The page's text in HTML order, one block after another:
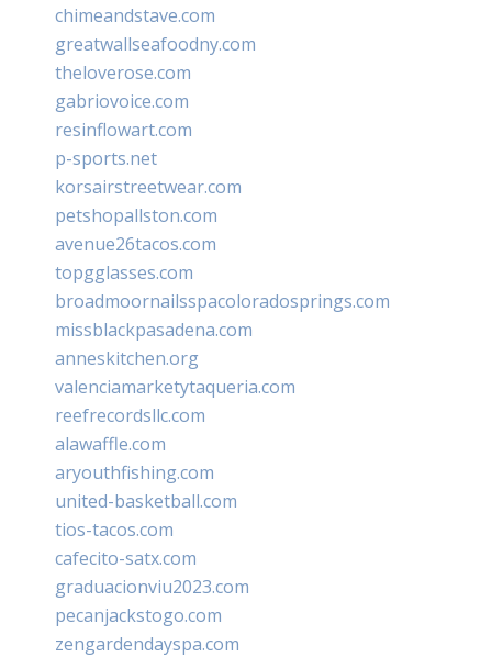
chimeandstave.com
greatwallseafoodny.com
theloverose.com
gabriovoice.com
resinflowart.com
p-sports.net
korsairstreetwear.com
petshopallston.com
avenue26tacos.com
topgglasses.com
broadmoornailsspacoloradosprings.com
missblackpasadena.com
anneskitchen.org
valenciamarketytaqueria.com
reefrecordsllc.com
alawaffle.com
aryouthfishing.com
united-basketball.com
tios-tacos.com
cafecito-satx.com
graduacionviu2023.com
pecanjackstogo.com
zengardendayspa.com